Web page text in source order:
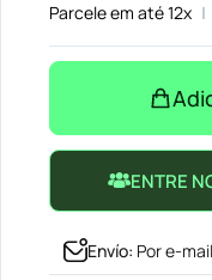
Parcele em até 12x
ENTRE
Envío: Por e-mail